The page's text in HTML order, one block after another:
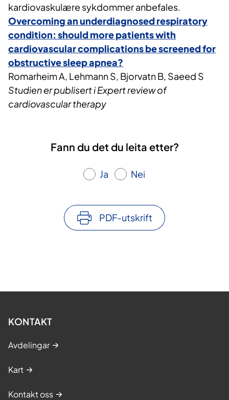
kardiovaskulære sykdommer anbefales.
Overcoming an underdiagnosed respiratory
condition: should more patients with
cardiovascular complications be screened for
obstructive sleep apnea?
Romarheim A, Lehmann S, Bjorvatn B, Saeed S
Studien er publisert i Expert review of
cardiovascular therapy
Fann du det du leita etter?
Ja Nei
PDF-utskrift
KONTAKT
Avdelingar
Kart
Kontakt oss